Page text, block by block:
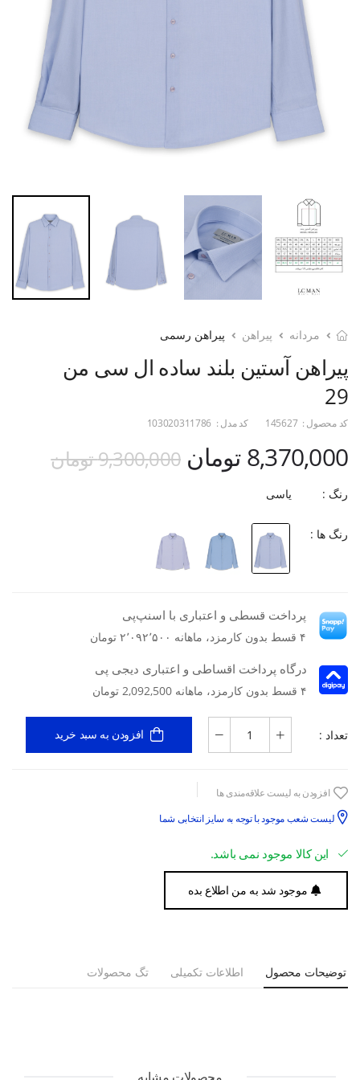
مردانه پیراهن پیراهن رسمی
پیراهن آستین بلند ساده ال سی من
29
کد محصول : 145627 کد مدل : 103020311786
8,370,000 تومان 9,300,000 تومان
رنگ : یاسی
رنگ ها :
پرداخت قسطی و اعتباری با اسنپ‌پی
۴ قسط بدون کارمزد، ماهانه ۲٬۰۹۲٬۵۰۰ تومان
درگاه پرداخت اقساطی و اعتباری دیجی پی
۴ قسط بدون کارمزد، ماهانه 2,092,500 تومان
تعداد : افزودن به سبد خرید
افزودن به لیست علاقه‌مندی ها
لیست شعب موجود با توجه به سایز انتخابی شما
این کالا موجود نمی باشد.
موجود شد به من اطلاع بده
توضیحات محصول اطلاعات تکمیلی تگ محصولات